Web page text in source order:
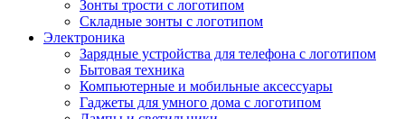
Зонты трости с логотипом
Складные зонты с логотипом
Электроника
Зарядные устройства для телефона с логотипом
Бытовая техника
Компьютерные и мобильные аксессуары
Гаджеты для умного дома с логотипом